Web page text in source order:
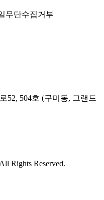
무단수집거부
52, 504호 (구미동, 그랜드
Rights Reserved.